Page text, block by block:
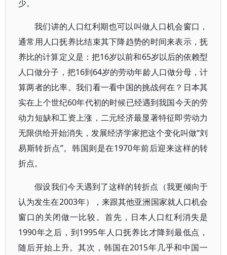
少。
我们讲的人口红利期也可以叫做人口机会窗口，
通常用人口抚养比结束其下降趋势的时间来表示，抚
养比的计算定义是：把16岁以前和65岁以后的依赖型
人口做分子，把16到64岁的劳动年龄人口做分母，计
算两者的比率。我们看一看中国的挑战何在？日本其
实在上个世纪60年代初的时候已经遇到我国今天的劳
动力短缺和工资上涨，二元经济最显著特征即劳动力
无限供给开始消失，发展经济学家把这个变化叫做“刘
易斯转折点”。韩国则是在1970年前后迎来这样的转
折点。
假设我们今天遇到了这样的转折点（我更倾向于
认为发生在2003年），来跟其他亚洲国家就人口机会
窗口的关闭做一比较。首先，日本人口红利消失是
1990年之后，到1995年人口抚养比才降到最低点，
随后开始上升。其次，韩国在2015年几乎和中国一